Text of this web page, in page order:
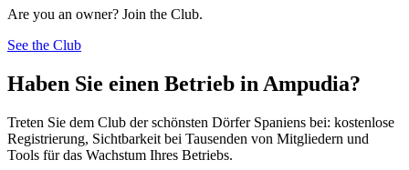
Are you an owner? Join the Club.
See the Club
Haben Sie einen Betrieb in Ampudia?
Treten Sie dem Club der schönsten Dörfer Spaniens bei: kostenlose
Registrierung, Sichtbarkeit bei Tausenden von Mitgliedern und
Tools für das Wachstum Ihres Betriebs.